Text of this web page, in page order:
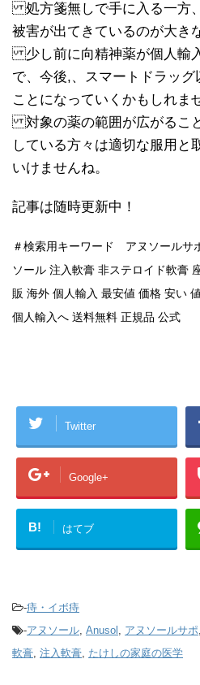
処方箋無しで手に入る一方
被害が出てきているのが大き
少し前に向精神薬が個人輸
で、今後,、スマートドラッグ
ことになっていくかもしれま
対象の薬の範囲が広がるこ
している方々は適切な服用と
いけませんね。
記事は随時更新中！
＃検索用キーワード アヌソールサ
ソール 注入軟膏 非ステロイド軟膏
販 海外 個人輸入 最安値 価格 安い
個人輸入へ 送料無料 正規品 公式
Twitter
Google+
B! はてブ
-痔・イボ痔
-アヌソール, Anusol , アヌソールサポ,
軟膏, 注入軟膏, たけしの家庭の医学